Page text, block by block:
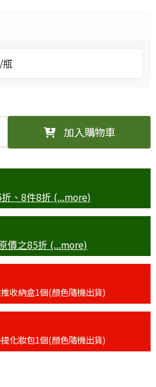
加入購物車
、8件8折 (...more)
價之85折 (...more)
收納盒1個(顏色隨機出貨)
化妝包1個(顏色隨機出貨)